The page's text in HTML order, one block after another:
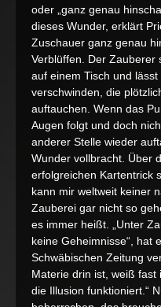
oder „ganz genau
dieses Wunder, erklärt
Zuschauer ganz genau
Verblüffen. Der Zauberer
auf einem Tisch und
verschwinden, die
auftauchen. Wenn das
Augen folgt und doch
anderer Stelle wieder
Wunder vollbracht. Über
erfolgreichen Kartentrick
kann mir weltweit keiner
Zauberei gar nicht so
es immer heißt. „Unter
keine Geheimnisse“, hat
Schwäbischen Zeitung
Materie drin ist, weiß fast
die Illusion funktioniert.“